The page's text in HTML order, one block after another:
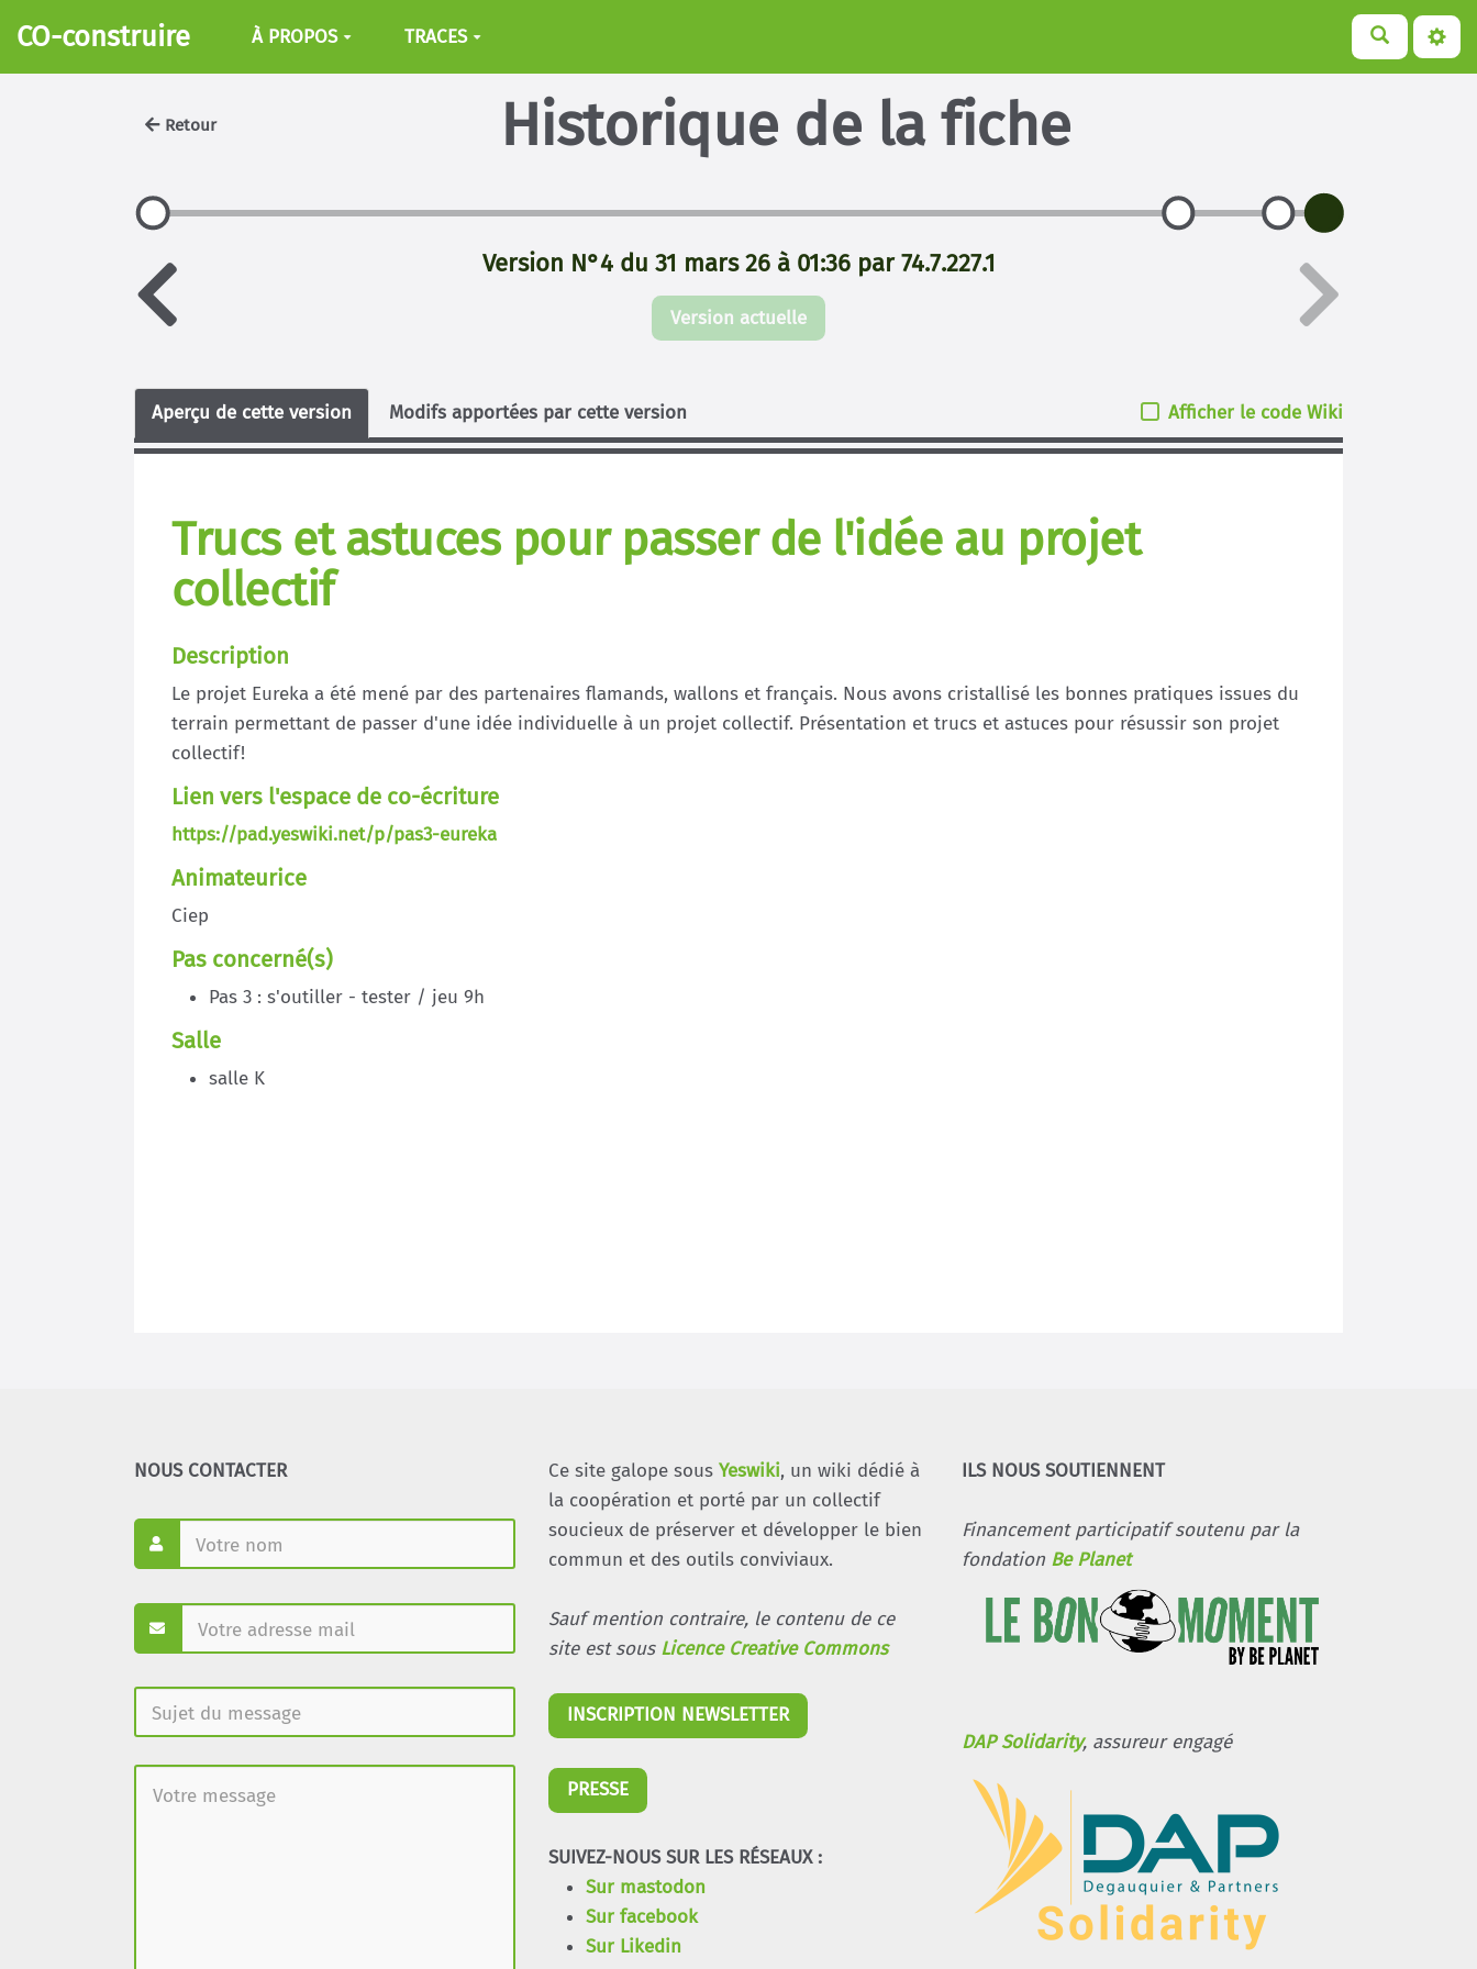
Aller au contenu principal
CO-construire À PROPOS TRACES
Retour Historique de la fiche
Version N°4 du 31 mars 26 à 01:36 par 74.7.227.1
Version actuelle
Aperçu de cette version Modifs apportées par cette version Afficher le code Wiki
Trucs et astuces pour passer de l'idée au projet
collectif
Description
Le projet Eureka a été mené par des partenaires flamands, wallons et français. Nous avons cristallisé les bonnes pratiques issues du
terrain permettant de passer d'une idée individuelle à un projet collectif. Présentation et trucs et astuces pour résussir son projet
collectif!
Lien vers l'espace de co-écriture
https://pad.yeswiki.net/p/pas3-eureka
Animateurice
Ciep
Pas concerné(s)
Pas 3 : s'outiller - tester / jeu 9h
Salle
salle K
NOUS CONTACTER Ce site galope sous Yeswiki, un wiki dédié à
la coopération et porté par un collectif
soucieux de préserver et développer le bien
commun et des outils conviviaux.
Sauf mention contraire, le contenu de ce
site est sous Licence Creative Commons
INSCRIPTION NEWSLETTER
PRESSE
SUIVEZ-NOUS SUR LES RÉSEAUX :
Sur mastodon
Sur facebook
Sur Likedin
ILS NOUS SOUTIENNENT
Financement participatif soutenu par la
fondation Be Planet
DAP Solidarity, assureur engagé